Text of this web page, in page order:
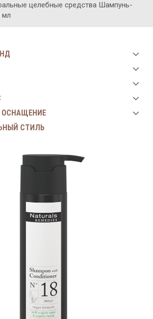
целебные средства Шампунь-
мл
ОСНАЩЕНИЕ
СТИЛЬ